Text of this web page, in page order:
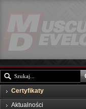
Certyfikaty
Aktualności